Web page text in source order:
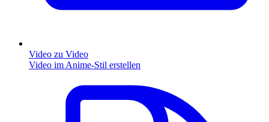
Video zu Video
Video im Anime-Stil erstellen